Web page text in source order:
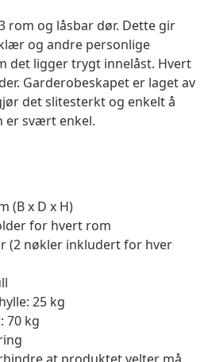
rom og låsbar dør. Dette gir
og andre personlige
det ligger trygt innelåst. Hvert
Garderobeskapet er laget av
det slitesterkt og enkelt å
er svært enkel.
(B x D x H)
for hvert rom
(2 nøkler inkludert for hver
25 kg
70 kg